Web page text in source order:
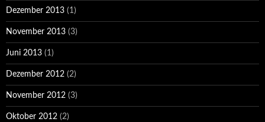
Dezember 2013 (1)
November 2013 (3)
Juni 2013 (1)
Dezember 2012 (2)
November 2012 (3)
Oktober 2012 (2)